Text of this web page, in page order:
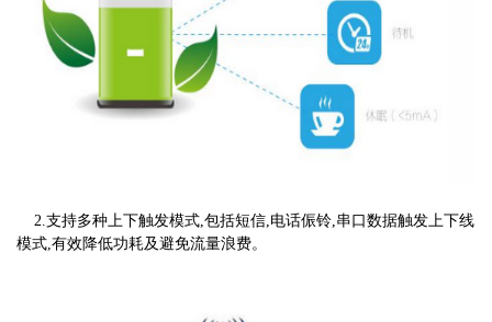
2.支持多种上下触发模式,包括短信,电话侲铃,串口数据触发上下线
模式,有效降低功耗及避免流量浪费。